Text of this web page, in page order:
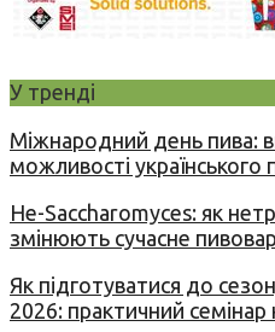
У тренді
Міжнародний день пива:
можливості українського
Не-Saccharomyces: як
змінюють сучасне
Як підготуватися до
2026: практичний